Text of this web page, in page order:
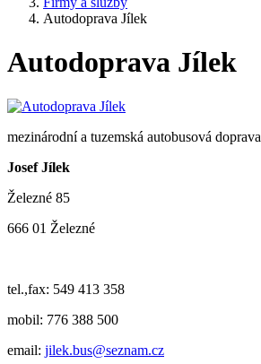
Autodoprava Jílek
Autodoprava Jílek
mezinárodní a tuzemská autobusová doprava
Josef Jílek
Železné 85
666 01 Železné
tel.,fax: 549 413 358
mobil: 776 388 500
email: jilek.bus@seznam.cz